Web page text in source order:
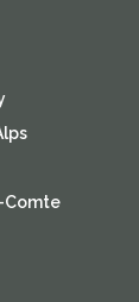
Comte